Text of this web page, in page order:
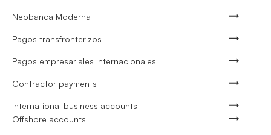
Neobanca Moderna
Pagos transfronterizos
Pagos empresariales internacionales
Contractor payments
International business accounts
Offshore accounts